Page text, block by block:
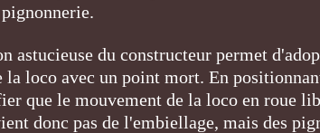
astucieuse du constructeur permet
la loco avec un point mort. En
que le mouvement de la loco en roue
donc pas de l'embiellage, mais des